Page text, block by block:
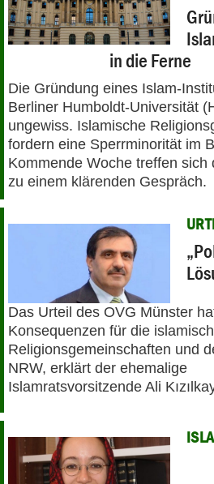
in die Ferne
Die Gründung eines Islam-
Berliner Humboldt-Universität
ungewiss. Islamische
fordern eine Sperrminorität im
Kommende Woche treffen sich
zu einem klärenden Gespräch.
Das Urteil des OVG Münster
Konsequenzen für die
Religionsgemeinschaften und
NRW, erklärt der ehemalige
Islamratsvorsitzende Ali